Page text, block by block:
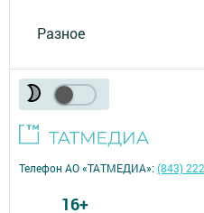
Разное
Телефон АО «ТАТМЕДИА»:(843)
16+